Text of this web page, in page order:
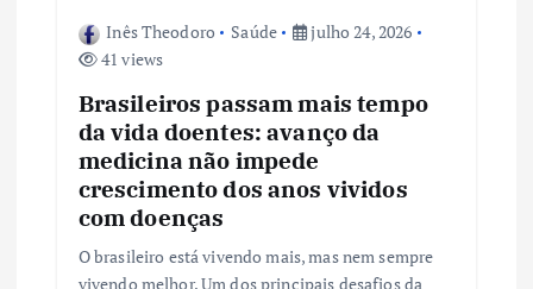
Inês Theodoro Saúde
julho 24, 2026
41 views
Brasileiros passam mais tempo
da vida doentes: avanço da
medicina não impede
crescimento dos anos vividos
com doenças
O brasileiro está vivendo mais, mas nem sempre
vivendo melhor. Um dos principais desafios da